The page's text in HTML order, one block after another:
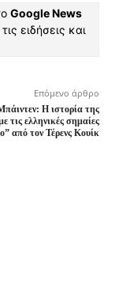
Google News
ειδήσεις και
Επόμενο άρθρο
Η ιστορία της
τις ελληνικές σημαίες
από τον Τέρενς Κουίκ